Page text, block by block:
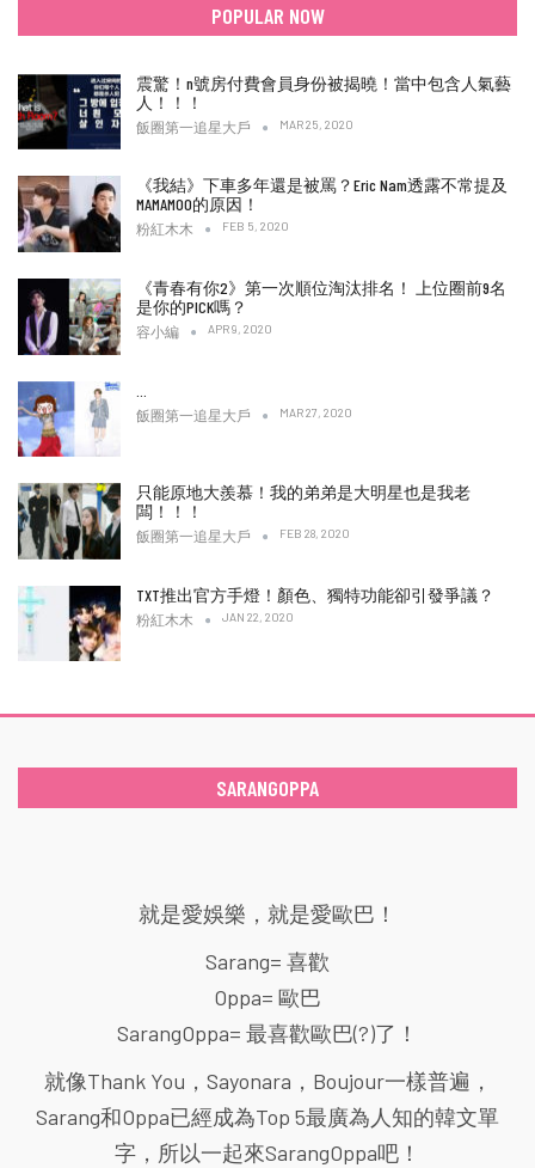
POPULAR NOW
震驚！n號房付費會員身份被揭曉！當中包含人氣藝
人！！！
飯圈第一追星大戶 MAR 25, 2020
《我結》下車多年還是被罵？Eric Nam透露不常提及
MAMAMOO的原因！
粉紅木木 FEB 5, 2020
《青春有你2》第一次順位淘汰排名！ 上位圈前9名
是你的PICK嗎？
容小編 APR 9, 2020
飯圈第一追星大戶 MAR 27, 2020
只能原地大羨慕！我的弟弟是大明星也是我老
闆！！！
飯圈第一追星大戶 FEB 28, 2020
TXT推出官方手燈！顏色、獨特功能卻引發爭議？
粉紅木木 JAN 22, 2020
SARANGOPPA
就是愛娛樂，就是愛歐巴！
Sarang= 喜歡
Oppa= 歐巴
SarangOppa= 最喜歡歐巴(?)了！
就像Thank You，Sayonara，Boujour一樣普遍，
Sarang和Oppa已經成為Top 5最廣為人知的韓文單
字，所以一起來SarangOppa吧！